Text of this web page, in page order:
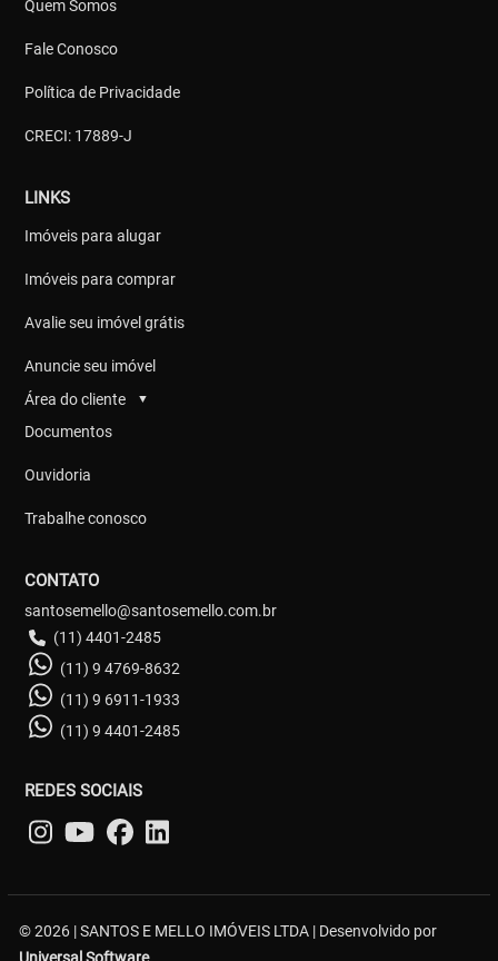
Quem Somos
Fale Conosco
Política de Privacidade
CRECI: 17889-J
LINKS
Imóveis para alugar
Imóveis para comprar
Avalie seu imóvel grátis
Anuncie seu imóvel
Área do cliente
▼
Documentos
Ouvidoria
Trabalhe conosco
CONTATO
santosemello@santosemello.com.br
(11) 4401-2485
(11) 9 4769-8632
(11) 9 6911-1933
(11) 9 4401-2485
REDES SOCIAIS
© 2026 | SANTOS E MELLO IMÓVEIS LTDA | Desenvolvido por
Universal Software.